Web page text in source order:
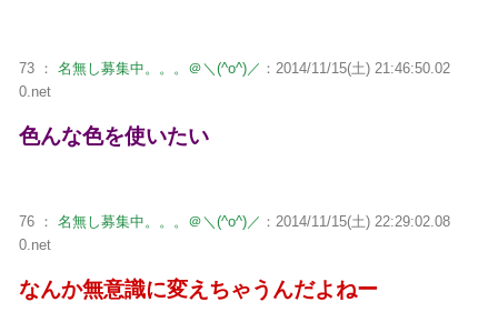
73 ： 名無し募集中。。。＠＼(^o^)／ ：2014/11/15(土) 21:46:50.02
0.net
色んな色を使いたい
76 ： 名無し募集中。。。＠＼(^o^)／ ：2014/11/15(土) 22:29:02.08
0.net
なんか無意識に変えちゃうんだよねー